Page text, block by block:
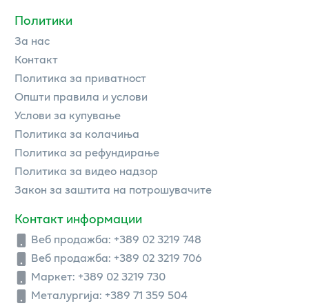
Политики
За нас
Контакт
Политика за приватност
Општи правила и услови
Услови за купување
Политика за колачиња
Политика за рефундирање
Политика за видео надзор
Закон за заштита на потрошувачите
Контакт информации
Веб продажба: +389 02 3219 748
Веб продажба: +389 02 3219 706
Маркет: +389 02 3219 730
Металургија: +389 71 359 504